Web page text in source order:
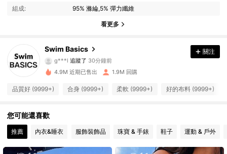
組成: 95% 滌綸,5% 彈力纖維
看更多
Swim Basics
g***l 追蹤了 30分鐘前
s***2
正在瀏覽
4.90
136K 追蹤者
4.90 136K 追蹤者
關注
4.9M 近期已售出 1.9M 回購
品質好 (9999+) 合身 (9999+) 柔軟 (9999+) 好的布料 (9999+)
您可能還喜歡
推薦 內衣&睡衣 服飾裝飾品 珠寶 & 手錶 鞋子 運動 & 戶外